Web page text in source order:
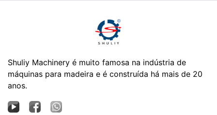
Shuliy Machinery é muito famosa na indústria de
máquinas para madeira e é construída há mais de 20
anos.